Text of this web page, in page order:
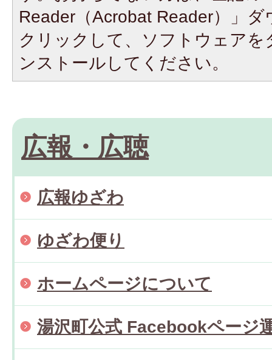
Reader（Acrobat Reader）」
クリックして、ソフトウェア
ンストールしてください。
広報・広聴
広報ゆざわ
ゆざわ便り
ホームページについて
湯沢町公式 Facebookページ